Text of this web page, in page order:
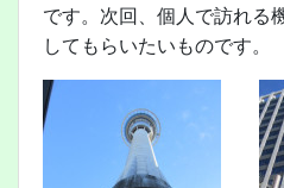
です。次回、個人で訪れる
してもらいたいものです。